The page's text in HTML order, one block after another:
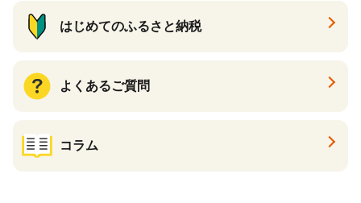
はじめてのふるさと納税
よくあるご質問
コラム